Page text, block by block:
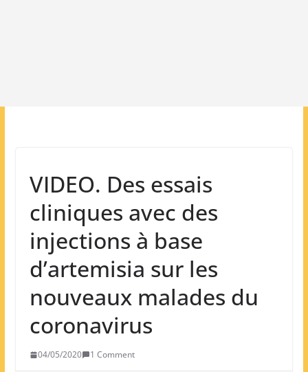
VIDEO. Des essais
cliniques avec des
injections à base
d’artemisia sur les
nouveaux malades du
coronavirus
04/05/2020 1 Comment